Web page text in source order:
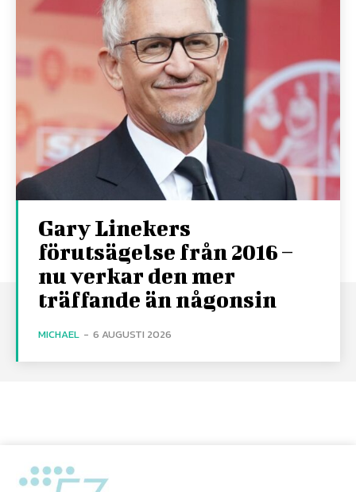
Gary Linekers
förutsägelse från 2016 –
nu verkar den mer
träffande än någonsin
MICHAEL - 6 AUGUSTI 2026